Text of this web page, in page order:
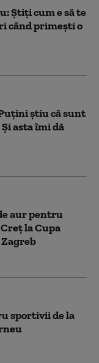
Știți cum e să te
când primești o
știu că sunt
asta îmi dă
aur pentru
la Cupa
sportivii de la